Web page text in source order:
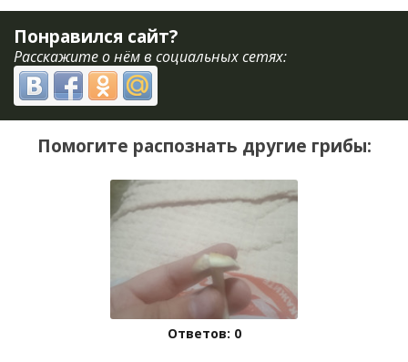
Понравился сайт?
Расскажите о нём в социальных сетях:
Помогите распознать другие грибы:
Ответов: 0